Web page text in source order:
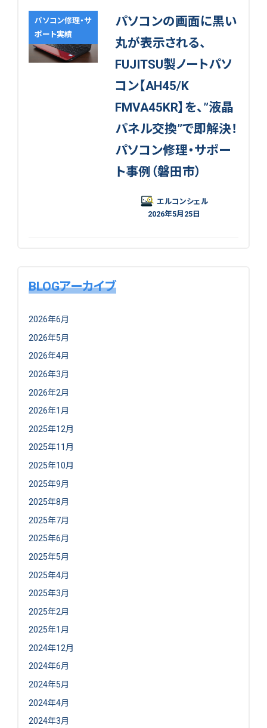
パソコン修理・サ
ポート実績
パソコンの画面に黒い
丸が表示される、
FUJITSU製ノートパソ
コン【AH45/K
FMVA45KR】を、”液晶
パネル交換”で即解決！
パソコン修理・サポー
ト事例（磐田市）
エルコンシェル
2026年5月25日
BLOGアーカイブ
2026年6月
2026年5月
2026年4月
2026年3月
2026年2月
2026年1月
2025年12月
2025年11月
2025年10月
2025年9月
2025年8月
2025年7月
2025年6月
2025年5月
2025年4月
2025年3月
2025年2月
2025年1月
2024年12月
2024年6月
2024年5月
2024年4月
2024年3月